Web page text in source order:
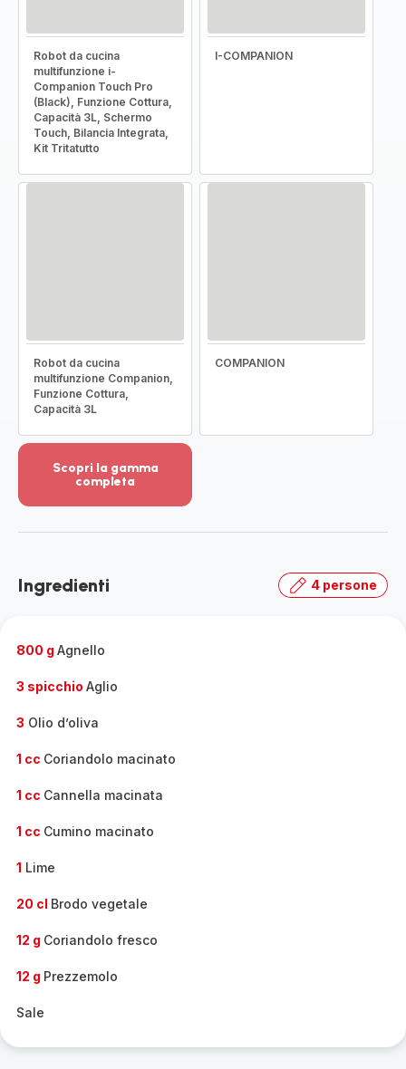
Robot da cucina
multifunzione i-
Companion Touch Pro
(Black), Funzione Cottura,
Capacità 3L, Schermo
Touch, Bilancia Integrata,
Kit Tritatutto
I-COMPANION
Robot da cucina
multifunzione Companion,
Funzione Cottura,
Capacità 3L
COMPANION
Scopri la gamma
completa
dettagli
la
Ingredienti 4 persone
800 g Agnello
3 spicchio Aglio
3 Olio d’oliva
1 cc Coriandolo macinato
1 cc Cannella macinata
1 cc Cumino macinato
1 Lime
20 cl Brodo vegetale
12 g Coriandolo fresco
12 g Prezzemolo
Sale